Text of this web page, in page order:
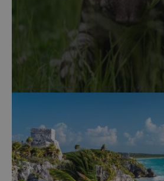
Díky své geografické poloze je
druhy poměrně bohaté. Na co
v mexické přírodě narazit?